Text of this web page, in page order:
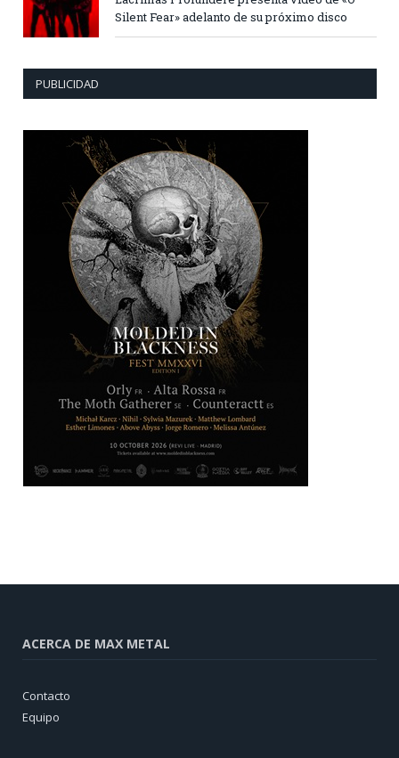
Silent Fear» adelanto de su próximo disco
PUBLICIDAD
ACERCA DE MAX METAL
Contacto
Equipo